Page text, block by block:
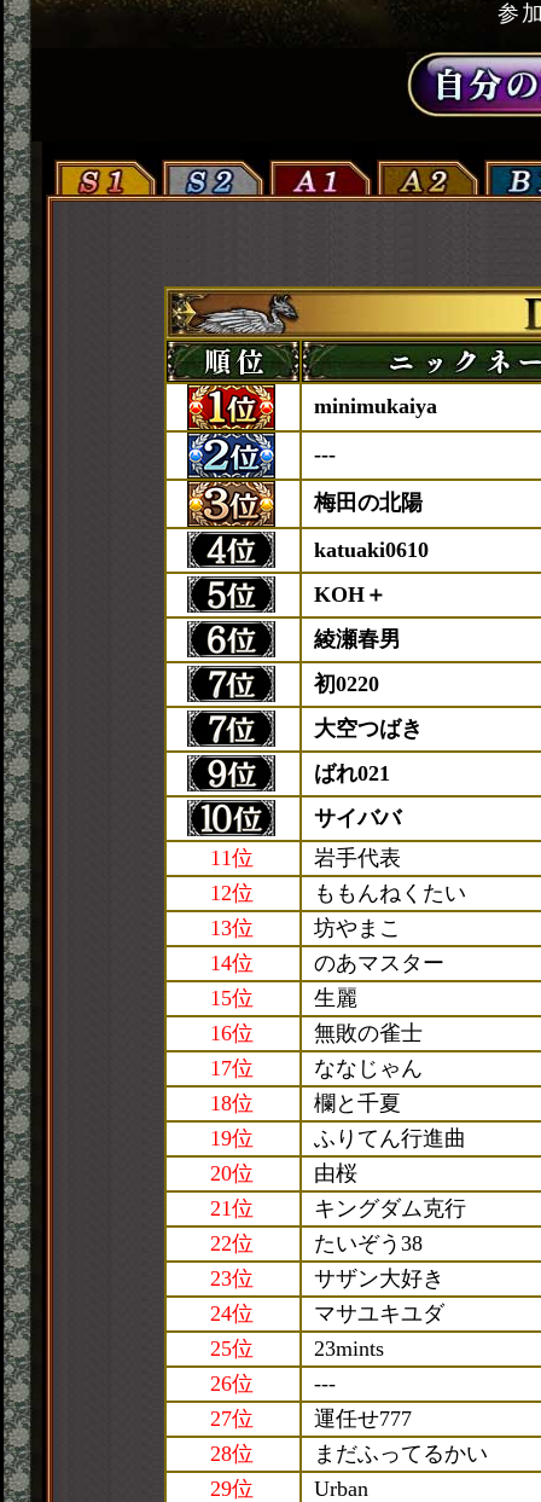
参
minimukaiya
---
梅田の北陽
katuaki0610
KOH＋
綾瀬春男
初0220
大空つばき
ばれ021
サイババ
11位
岩手代表
12位
ももんねくたい
13位
坊やまこ
14位
のあマスター
15位
生麗
16位
無敗の雀士
17位
ななじゃん
18位
欄と千夏
19位
ふりてん行進曲
20位
由桜
21位
キングダム克行
22位
たいぞう38
23位
サザン大好き
24位
マサユキユダ
25位
23mints
26位
---
27位
運任せ777
28位
まだふってるかい
29位
Urban